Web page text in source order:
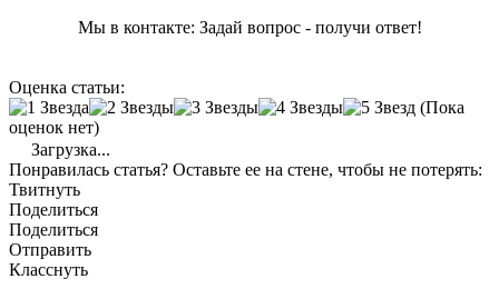
Мы в контакте: Задай вопрос - получи ответ!
Оценка статьи:
(Пока
оценок нет)
Загрузка...
Понравилась статья? Оставьте ее на стене, чтобы не потерять:
Твитнуть
Поделиться
Поделиться
Отправить
Класснуть